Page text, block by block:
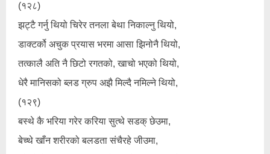
(१२८)
झट्टै गर्नु थियो चिरेर तनला बेथा निकाल्नु थियो,
डाक्टर्को अचुक प्रयास भरमा आसा झिनोनै थियो,
तत्कालै अति नै छिटो रगतको, खाचो भएको थियो,
धेरै मानिसको ब्लड ग्रुप अझै मिल्दै नमिल्ने थियो,
(१२९)
बस्थे कै भरिया गरेर करिया सुत्थे सडक् छेउमा,
बेच्थे खाँन शरीरको बलडता संचैरहे जीउमा,